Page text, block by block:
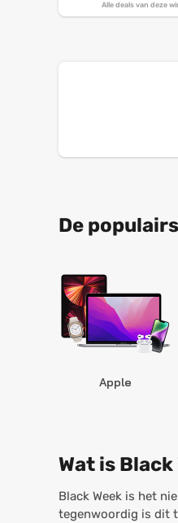
Alle deals van deze
De
Apple
Wat is
Black Week is het
tegenwoordig is dit